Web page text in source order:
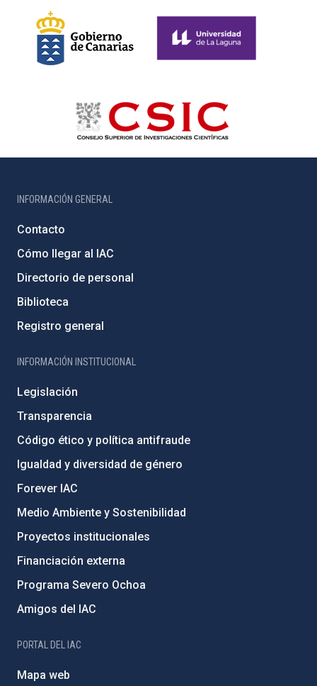
INFORMACIÓN GENERAL
Contacto
Cómo llegar al IAC
Directorio de personal
Biblioteca
Registro general
INFORMACIÓN INSTITUCIONAL
Legislación
Transparencia
Código ético y política antifraude
Igualdad y diversidad de género
Forever IAC
Medio Ambiente y Sostenibilidad
Proyectos institucionales
Financiación externa
Programa Severo Ochoa
Amigos del IAC
PORTAL DEL IAC
Mapa web